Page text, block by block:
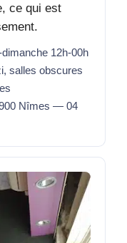
ce qui est
dimanche 12h-00h
salles obscures
Nîmes — 04